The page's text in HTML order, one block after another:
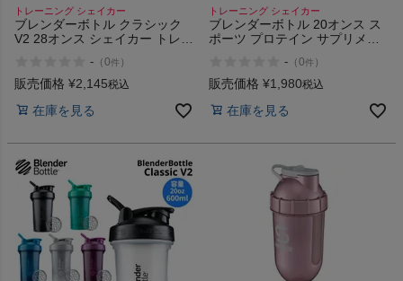
THE NORTH FACE
NIKE
HOKA
もっと見る
トレーニング シェイカー
ブレンダーボトル クラシック
V2 28オンス シェイカー トレー
リ付き ボトル BlenderBottle
Classic V2 28oz Nightshade
- （0件 ）
販売価格 ¥2,145税込
在庫を見る
トレーニング シェイカー
ブレンダーボトル 20オンス ス
ポーツ プロテイン サプリメン
トル 特許取得 メモリ付き
BlenderBottle CLASSIC V2
- （0件 ）
販売価格 ¥1,980税込
在庫を見る